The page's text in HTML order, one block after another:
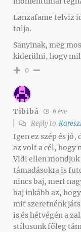
Lanzafame telviz
tolja.
Sanyinak, meg
kiderülni, hogy
0
Tibibá 6 éve
Reply to
Igen ez szép és jó,
az volt a cél, hogy
Vidi ellen mondjuk
támadásokra is
nincs baj, mert
baj inkább az,
mit szeretnénk
is és hétvégén a
stílusunk főleg